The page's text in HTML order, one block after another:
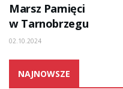
Marsz Pamięci
w Tarnobrzegu
02.10.2024
NAJNOWSZE